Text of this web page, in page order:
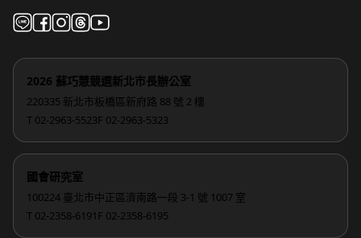
2026 蘇巧慧競選新北市長辦公室
220335 新北市板橋區新府路 88 號 2 樓
T 02-2963-5523F 02-2963-5323
國會研究室
100224 臺北市中正區濟南路一段 3-1 號 1007 室
T 02-2358-6191 F 02-2358-6195